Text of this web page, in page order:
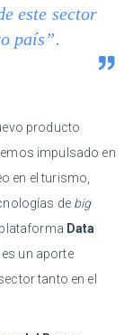
este sector
país”.
producto
impulsado en
en el turismo,
de big
Data
un aporte
tanto en el